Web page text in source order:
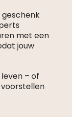
met een
jouw
– of